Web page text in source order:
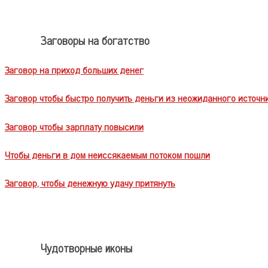
Заговоры на богатство
Заговор на приход больших денег
Заговор чтобы быстро получить деньги из неожиданного
Заговор чтобы зарплату повысили
Чтобы деньги в дом неиссякаемым потоком пошли
Заговор, чтобы денежную удачу притянуть
Чудотворные иконы